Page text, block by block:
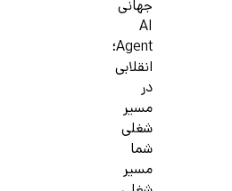
جهانی
AI
Agent؛
انقلابی
در
مسیر
شغلی
شما
مسیر